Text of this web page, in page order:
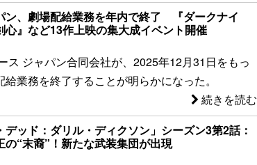
ン、劇場配給業務を年内で終了 『ダークナイ
心』など13作上映の集大成イベント開催
ス ジャパン合同会社が、2025年12月31日をもっ
業務を終了することが明らかになった。
続きを読む
デッド：ダリル・ディクソン」シーズン3第2話：
の“末裔”！新たな武装集団が出現